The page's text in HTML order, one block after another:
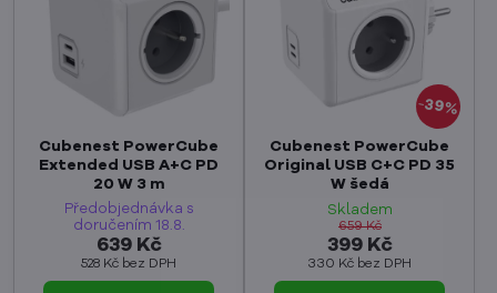
Cubenest PowerCube
Extended USB A+C PD
20 W 3 m
Předobjednávka s
doručením 18.8.
639 Kč
528 Kč bez DPH
39%
Cubenest PowerCube
Original USB C+C PD 35
W šedá
Skladem
399 Kč
330 Kč bez DPH
659 Kč